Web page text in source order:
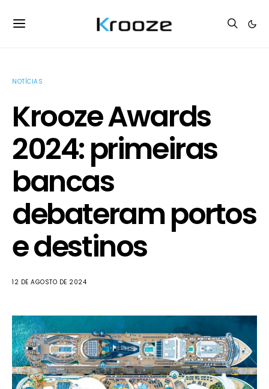
NOTÍCIAS
Krooze Awards
2024: primeiras
bancas
debateram portos
e destinos
12 DE AGOSTO DE 2024